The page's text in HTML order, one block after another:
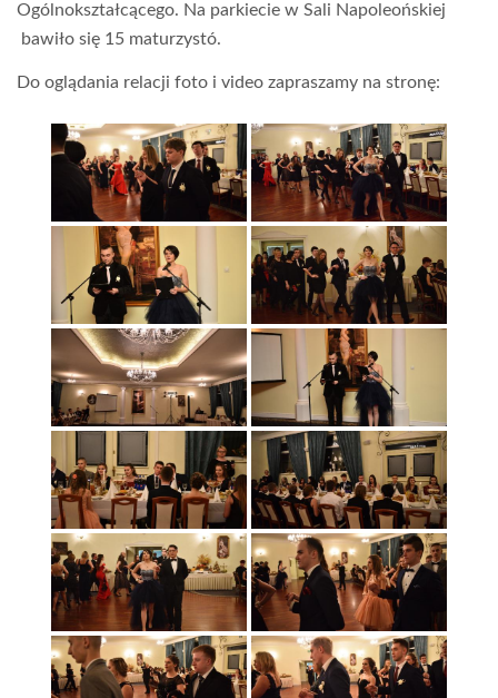
Ogólnokształcącego. Na parkiecie w Sali Napoleońskiej
bawiło się 15 maturzystó.
Do oglądania relacji foto i video zapraszamy na stronę: